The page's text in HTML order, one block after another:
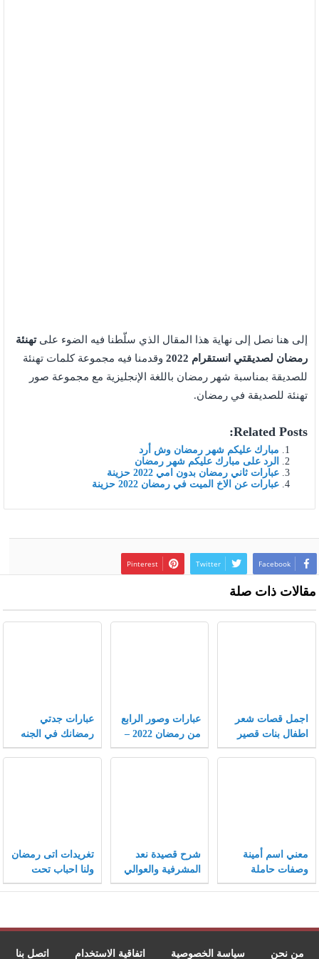
إلى هنا نصل إلى نهاية هذا المقال الذي سلّطنا فيه الضوء علىتهنئة
رمضان لصديقتي انستقرام 2022
وقدمنا فيه مجموعة كلمات تهنئة
للصديقة بمناسبة شهر رمضان باللغة الإنجليزية مع مجموعة صور
تهنئة للصديقة في رمضان.
Related Posts:
مبارك عليكم شهر رمضان وش أرد
الرد على مبارك عليكم شهر رمضان
عبارات ثاني رمضان بدون امي 2022 حزينة
عبارات عن الاخ الميت في رمضان 2022 حزينة
Facebook
Twitter
Pinterest
مقالات ذات صلة
اجمل قصات شعر
اطفال بنات قصير
جدا 2022 جديدة
عبارات وصور الرابع
من رمضان 2022 –
موقع محتويات
عبارات جدتي
رمضانك في الجنه
اجمل حزينة ومؤثرة
معني اسم أمينة
وصفات حاملة
الاسم وحكم
شرح قصيدة نعد
المشرفية والعوالي
تغريدات اتى رمضان
ولنا احباب تحت
التراب تويتر 2022
من نحن سياسة الخصوصية اتفاقية الاستخدام اتصل بنا